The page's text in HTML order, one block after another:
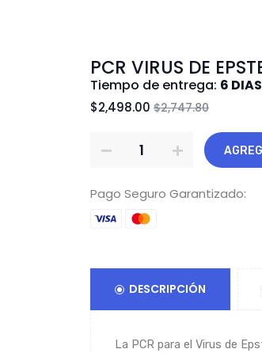
PCR VIRUS DE
Tiempo de entrega: 6
$2,498.00 $2,747.80
Pago Seguro Garantizado:
DESCRIPCIÓN
La PCR para el Virus de